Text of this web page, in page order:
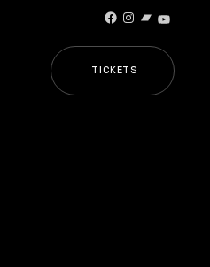
Facebook
Instagram
Bandcamp
TICKETS